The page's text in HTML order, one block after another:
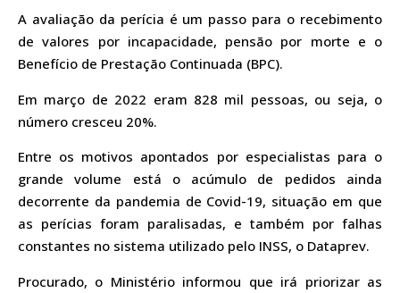
A avaliação da perícia é um passo para o recebimento
de valores por incapacidade, pensão por morte e o
Benefício de Prestação Continuada (BPC).
Em março de 2022 eram 828 mil pessoas, ou seja, o
número cresceu 20%.
Entre os motivos apontados por especialistas para o
grande volume está o acúmulo de pedidos ainda
decorrente da pandemia de Covid-19, situação em que
as perícias foram paralisadas, e também por falhas
constantes no sistema utilizado pelo INSS, o Dataprev.
Procurado, o Ministério informou que irá priorizar as